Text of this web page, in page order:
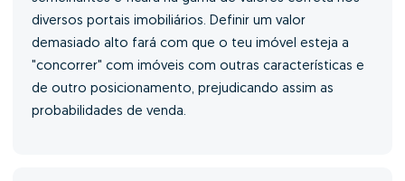
diversos portais imobiliários. Definir um valor
demasiado alto fará com que o teu imóvel esteja a
"concorrer" com imóveis com outras características e
de outro posicionamento, prejudicando assim as
probabilidades de venda.